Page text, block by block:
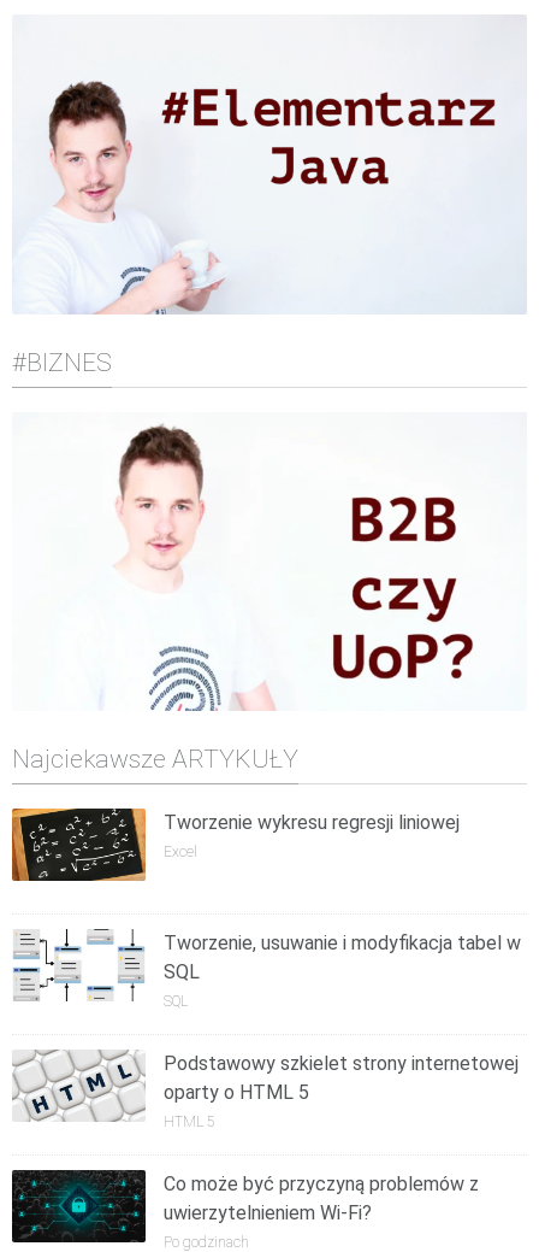
#BIZNES
Najciekawsze ARTYKUŁY
Tworzenie wykresu regresji liniowej
Excel
Tworzenie, usuwanie i modyfikacja tabel w
SQL
SQL
Podstawowy szkielet strony internetowej
oparty o HTML 5
HTML 5
Co może być przyczyną problemów z
uwierzytelnieniem Wi-Fi?
Po godzinach